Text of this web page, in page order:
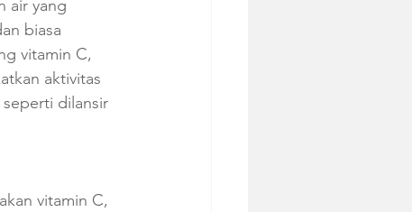
air yang
biasa
vitamin C,
aktivitas
dilansir
vitamin C,